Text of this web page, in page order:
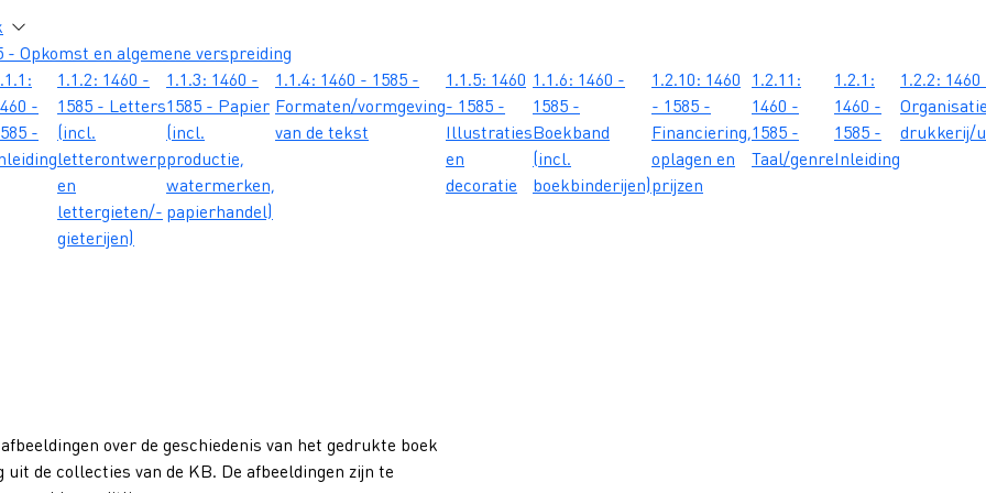
- Opkomst en algemene verspreiding
-
-
1.1.2: 1460 -
1585 - Letters
(incl.
letterontwerp
en
lettergieten/-
gieterijen)
1.1.3: 1460 -
1585 - Papier
(incl.
productie,
watermerken,
papierhandel)
1.1.4: 1460 - 1585 -
Formaten/vormgeving
van de tekst
1.1.5: 1460
- 1585 -
Illustraties
en
decoratie
1.1.6: 1460 -
1585 -
Boekband
(incl.
boekbinderijen)
1.2.10: 1460
- 1585 -
Financiering,
oplagen en
prijzen
1.2.11:
1460 -
1585 -
Taal/genre
1.2.1:
1460 -
1585 -
Inleiding
1.2.2:
drukkerij/
over de geschiedenis van het gedrukte boek
de collecties van de KB. De afbeeldingen zijn te